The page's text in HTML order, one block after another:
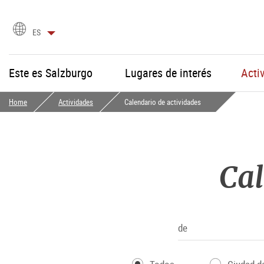
selección
idioma
ES
Este es Salzburgo Lugares de interés
Home Actividades Calendario de actividades
de